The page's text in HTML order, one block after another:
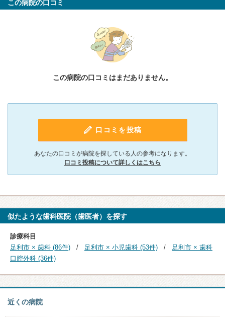
この病院の口コミ
この病院の口コミはまだありません。
口コミを投稿
あなたの口コミが病院を探している人の参考になります。
口コミ投稿について詳しくはこちら
似たような歯科医院（歯医者）を探す
診療科目
足利市 × 歯科 (86件)
足利市 × 小児歯科 (53件)
足利市 × 歯科
口腔外科 (36件)
近くの病院